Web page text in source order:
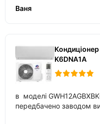
температури
Ваня
Кондиціонер
K6DNA1A
в моделі
передбачено заводом